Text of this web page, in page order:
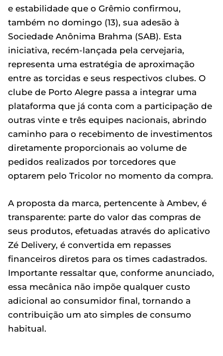
e estabilidade que o Grêmio confirmou,
também no domingo (13), sua adesão à
Sociedade Anônima Brahma (SAB). Esta
iniciativa, recém-lançada pela cervejaria,
representa uma estratégia de aproximação
entre as torcidas e seus respectivos clubes. O
clube de Porto Alegre passa a integrar uma
plataforma que já conta com a participação de
outras vinte e três equipes nacionais, abrindo
caminho para o recebimento de investimentos
diretamente proporcionais ao volume de
pedidos realizados por torcedores que
optarem pelo Tricolor no momento da compra.
A proposta da marca, pertencente à Ambev, é
transparente: parte do valor das compras de
seus produtos, efetuadas através do aplicativo
Zé Delivery, é convertida em repasses
financeiros diretos para os times cadastrados.
Importante ressaltar que, conforme anunciado,
essa mecânica não impõe qualquer custo
adicional ao consumidor final, tornando a
contribuição um ato simples de consumo
habitual.